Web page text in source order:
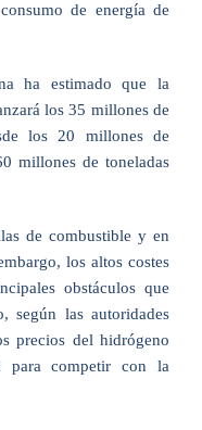
de energía de
ha estimado que la
los 35 millones de
los 20 millones de
millones de toneladas
de combustible y en
los altos costes
obstáculos que
según las autoridades
precios del hidrógeno
para competir con la